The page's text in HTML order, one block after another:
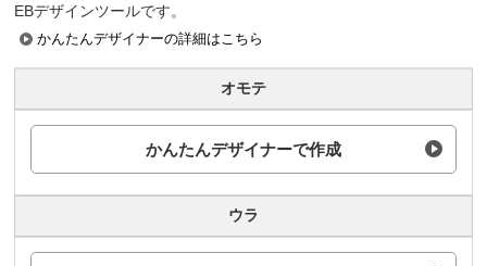
EBデザインツールです。
かんたんデザイナーの詳細はこちら
オモテ
かんたんデザイナーで作成
ウラ